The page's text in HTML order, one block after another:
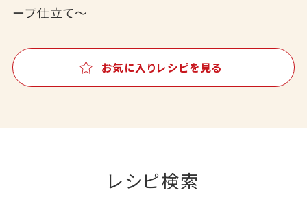
ープ仕立て～
お気に入りレシピを見る
レシピ検索